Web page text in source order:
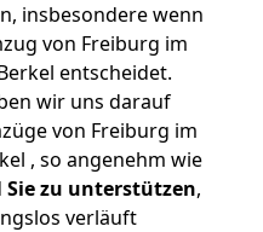
insbesondere wenn
von Freiburg im
entscheidet.
wir uns darauf
von Freiburg im
, so angenehm wie
Sie zu unterstützen,
verläuft